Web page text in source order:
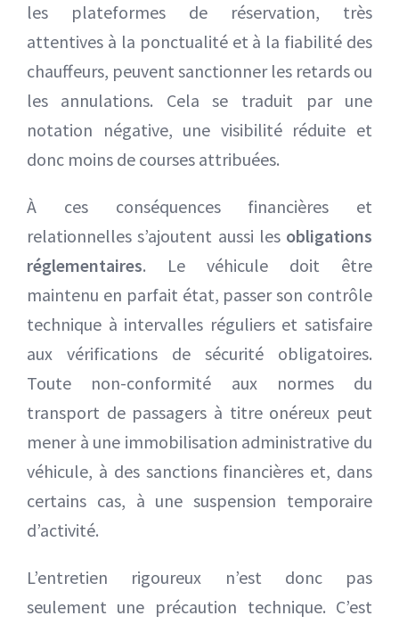
les plateformes de réservation, très
attentives à la ponctualité et à la fiabilité des
chauffeurs, peuvent sanctionner les retards ou
les annulations. Cela se traduit par une
notation négative, une visibilité réduite et
donc moins de courses attribuées.
À ces conséquences financières et
relationnelles s’ajoutent aussi les obligations
réglementaires. Le véhicule doit être
maintenu en parfait état, passer son contrôle
technique à intervalles réguliers et satisfaire
aux vérifications de sécurité obligatoires.
Toute non-conformité aux normes du
transport de passagers à titre onéreux peut
mener à une immobilisation administrative du
véhicule, à des sanctions financières et, dans
certains cas, à une suspension temporaire
d’activité.
L’entretien rigoureux n’est donc pas
seulement une précaution technique. C’est